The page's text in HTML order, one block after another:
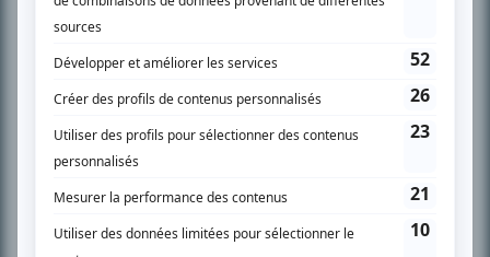
PLAN DU SITE
Accueil
Liste des comédiens
Recherche avancée